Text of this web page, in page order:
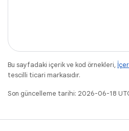
Bu sayfadaki içerik ve kod örnekleri,
tescilli ticari markasıdır.
Son güncelleme tarihi: 2026-06-18